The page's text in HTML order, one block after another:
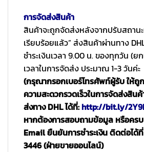
การจัดส่งสินค้า
สินค้าจะถูกจัดส่งหลังจากปรับสถานะ
เรียบร้อยแล้ว” ส่งสินค้าผ่านทาง
ชำระเงินเวลา 9.00 น. ของทุกวัน (ย
เวลาในการจัดส่ง ประมาณ 1-3 วันค่ะ
(กรุณากรอกเบอร์โทรศัพท์ผู้รับ ให้ถู
ความสะดวกรวดเร็วในการจัดส่งสินค้
ส่งทาง DHL ได้ที่:http://bit.ly/
หากต้องการสอบถามข้อมูล หรือครบ
Email ยืนยันการชำระเงิน ติดต่อได้ที่
3446 (ฝ่ายขายออนไลน์)